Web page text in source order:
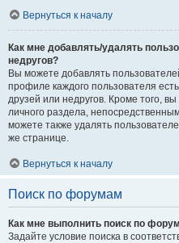
Вернуться к началу
Как мне добавлять/удалять
недругов?
Вы можете добавлять
профиле каждого пользователя
друзей или недругов. Кроме того,
личного раздела,
можете также удалять
же странице.
Вернуться к началу
Поиск по форумам
Как мне выполнить поиск по
Задайте условие поиска в